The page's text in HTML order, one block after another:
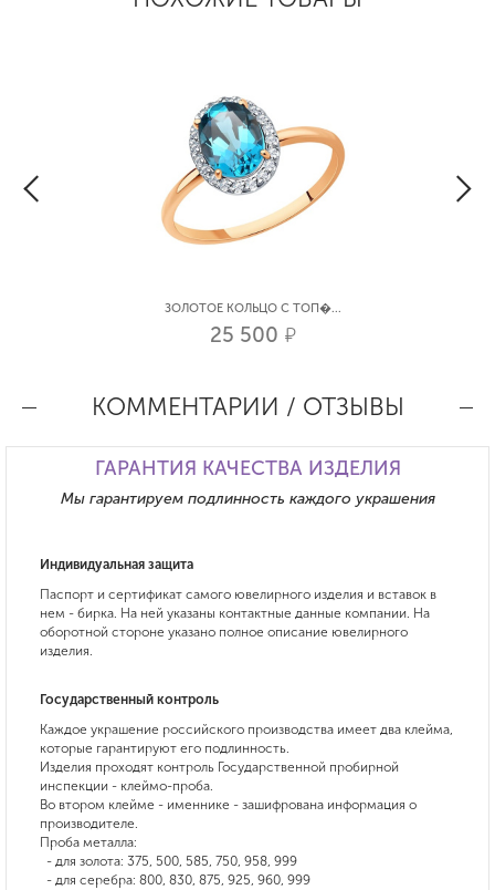
ЗОЛОТОЕ КОЛЬЦО С ТОП�...
25 500 р.
КОММЕНТАРИИ / ОТЗЫВЫ
ГАРАНТИЯ КАЧЕСТВА ИЗДЕЛИЯ
Мы гарантируем подлинность каждого украшения
Индивидуальная защита
Паспорт и сертификат самого ювелирного изделия и вставок в
нем - бирка. На ней указаны контактные данные компании. На
оборотной стороне указано полное описание ювелирного
изделия.
Государственный контроль
Каждое украшение российского производства имеет два клейма,
которые гарантируют его подлинность.
Изделия проходят контроль Государственной пробирной
инспекции - клеймо-проба.
Во втором клейме - именнике - зашифрована информация о
производителе.
Проба металла:
- для золота: 375, 500, 585, 750, 958, 999
- для серебра: 800, 830, 875, 925, 960, 999